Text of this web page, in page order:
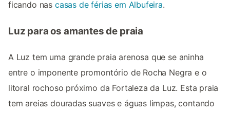
ficando nas casas de férias em Albufeira.
Luz para os amantes de praia
A Luz tem uma grande praia arenosa que se aninha
entre o imponente promontório de Rocha Negra e o
litoral rochoso próximo da Fortaleza da Luz. Esta praia
tem areias douradas suaves e águas limpas, contando